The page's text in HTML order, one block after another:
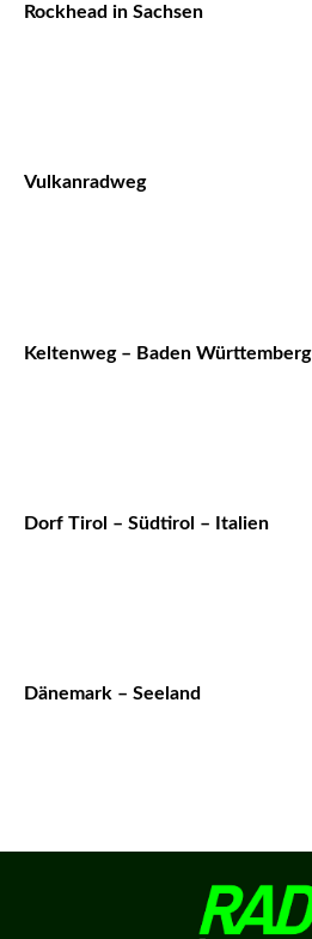
Rockhead in Sachsen
Vulkanradweg
Keltenweg – Baden Württemberg
Dorf Tirol – Südtirol – Italien
Dänemark – Seeland